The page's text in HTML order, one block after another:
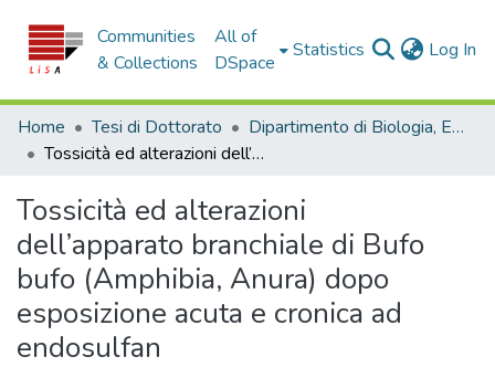
Communities
& Collections
All of
DSpace
Statistics Log In
Home Tesi di Dottorato
Dipartimento di Biologia, Ecologia e Scienze della Terra - Tesi di dottorato
Tossicità ed alterazioni dell’apparato branchiale di Bufo bufo (Amphibia, Anura) dopo esposizione acuta e cronica ad endosulfan
Tossicità ed alterazioni
dell’apparato branchiale di Bufo
bufo (Amphibia, Anura) dopo
esposizione acuta e cronica ad
endosulfan